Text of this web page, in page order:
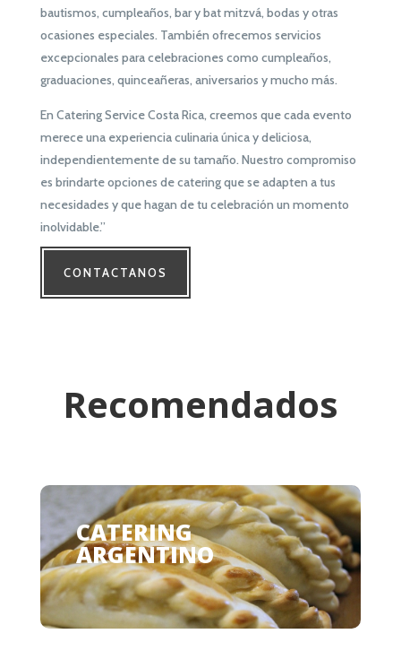
bautismos, cumpleaños, bar y bat mitzvá, bodas y otras
ocasiones especiales. También ofrecemos servicios
excepcionales para celebraciones como cumpleaños,
graduaciones, quinceañeras, aniversarios y mucho más.
En Catering Service Costa Rica, creemos que cada evento
merece una experiencia culinaria única y deliciosa,
independientemente de su tamaño. Nuestro compromiso
es brindarte opciones de catering que se adapten a tus
necesidades y que hagan de tu celebración un momento
inolvidable.”
CONTACTANOS
Recomendados
CATERING
ARGENTINO